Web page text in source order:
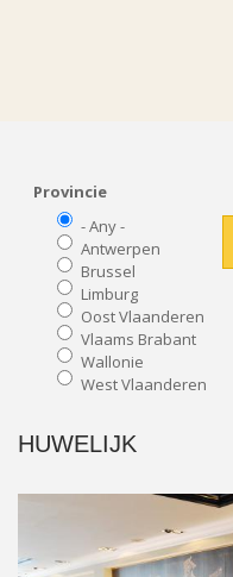
Provincie
- Any -
Antwerpen
Brussel
Limburg
Oost Vlaanderen
Vlaams Brabant
Wallonie
West Vlaanderen
HUWELIJK